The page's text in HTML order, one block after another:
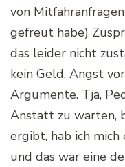
von
gefreut habe)
das leider nicht
kein Geld, Angst
Argumente. Tja,
Anstatt zu warten,
ergibt, hab ich
und das war eine